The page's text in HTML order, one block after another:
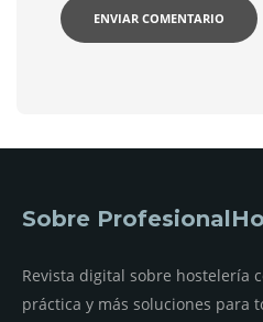
Sobre
Revista digital sobre hostelería
práctica y más soluciones para